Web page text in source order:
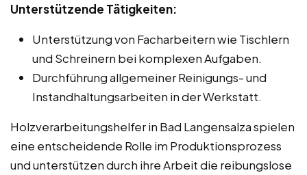
Unterstützende Tätigkeiten:
Unterstützung von Facharbeitern wie Tischlern
und Schreinern bei komplexen Aufgaben.
Durchführung allgemeiner Reinigungs- und
Instandhaltungsarbeiten in der Werkstatt.
Holzverarbeitungshelfer in Bad Langensalza spielen
eine entscheidende Rolle im Produktionsprozess
und unterstützen durch ihre Arbeit die reibungslose